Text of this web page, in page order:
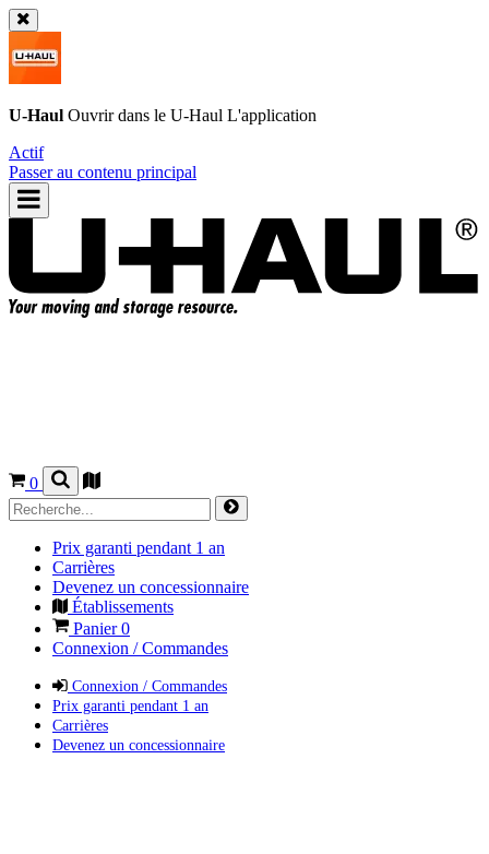
U-Haul Ouvrir dans le U-Haul L'application
Actif
Passer au contenu principal
0
Prix garanti pendant 1 an
Carrières
Devenez un concessionnaire
Établissements
Panier0
Connexion / Commandes
Connexion / Commandes
Prix garanti pendant 1 an
Carrières
Devenez un concessionnaire